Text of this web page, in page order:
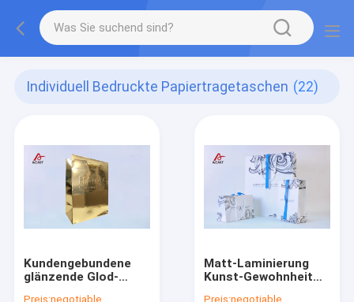
Individuell Bedruckte Papiertragetaschen (22)
Kundengebundene
glänzende Glod-
Preis:negotiable
Matt-Laminierung
Kunst-Gewohnheit
Preis:negotiable